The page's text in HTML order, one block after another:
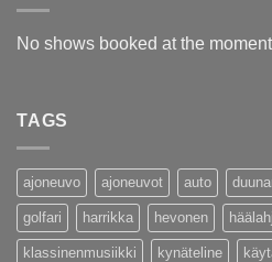
No shows booked at the
TAGS
ajoneuvo ajoneuvot auto
golfari harrikka hevonen
klassinenmusiikki kynäteline